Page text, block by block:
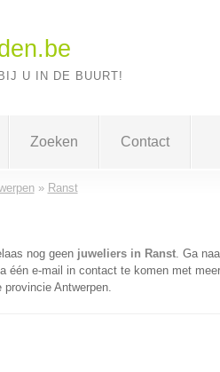
U IN DE BUURT!
Zoeken Contact
» Ranst
nog geen juweliers in Ranst. Ga
één e-mail in contact te komen met
Antwerpen.